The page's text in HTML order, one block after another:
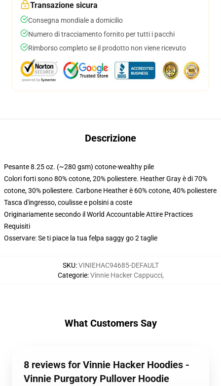
Transazione sicura
Consegna mondiale a domicilio
Numero di tracciamento fornito per tutti i pacchi
Rimborso completo se il prodotto non viene ricevuto
Descrizione
Pesante 8.25 oz. (~280 gsm) cotone-wealthy pile
Colori forti sono 80% cotone, 20% poliestere. Heather Gray è di 70%
cotone, 30% poliestere. Carbone Heather è 60% cotone, 40% poliestere
Tasca d'ingresso, coulisse e polsini a coste
Originariamente secondo il World Accountable Attire Practices
Requisiti
Osservare: Se ti piace la tua felpa saggy go 2 taglie
SKU:VINIEHAC94685-DEFAULT
Categorie:Vinnie Hacker Cappucci,
What Customers Say
8 reviews for Vinnie Hacker Hoodies -
Vinnie Purgatory Pullover Hoodie